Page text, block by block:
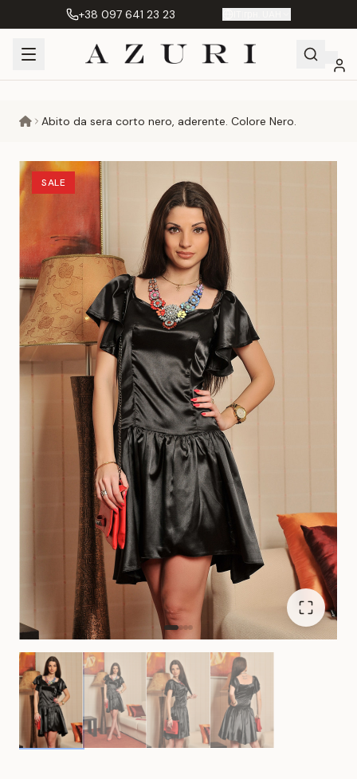
+38 097 641 23 23
Cart account
Abito da sera corto nero, aderente. Colore Nero.
SALE